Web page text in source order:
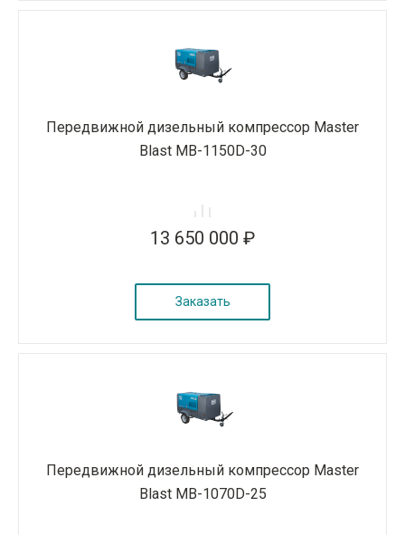
Передвижной дизельный компрессор Master
Blast MB-1150D-30
13 650 000 ₽
Заказать
Передвижной дизельный компрессор Master
Blast MB-1070D-25